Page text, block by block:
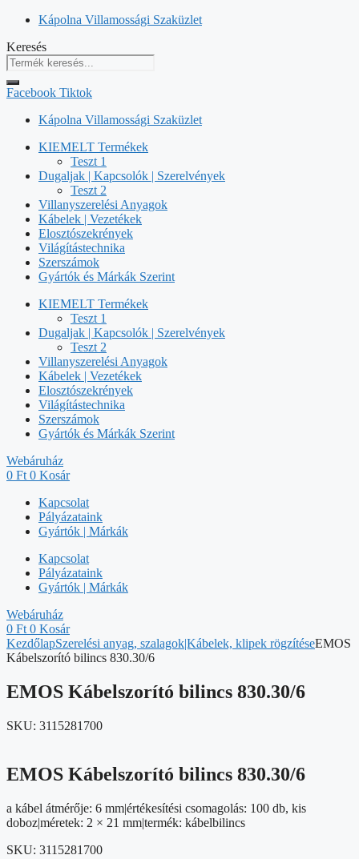
Kilépés
tartalomba
Kápolna Villamossági Szaküzlet
Keresés
Facebook Tiktok
Kápolna Villamossági Szaküzlet
KIEMELT Termékek
Teszt 1
Dugaljak | Kapcsolók | Szerelvények
Teszt 2
Villanyszerelési Anyagok
Kábelek | Vezetékek
Elosztószekrények
Világítástechnika
Szerszámok
Gyártók és Márkák Szerint
KIEMELT Termékek
Teszt 1
Dugaljak | Kapcsolók | Szerelvények
Teszt 2
Villanyszerelési Anyagok
Kábelek | Vezetékek
Elosztószekrények
Világítástechnika
Szerszámok
Gyártók és Márkák Szerint
Webáruház
0 Ft 0 Kosár
Kapcsolat
Pályázataink
Gyártók | Márkák
Kapcsolat
Pályázataink
Gyártók | Márkák
Webáruház
0 Ft 0 Kosár
KezdőlapSzerelési anyag, szalagok|Kábelek, klipek rögzítéseEMOS
Kábelszorító bilincs 830.30/6
EMOS Kábelszorító bilincs 830.30/6
SKU: 3115281700
EMOS Kábelszorító bilincs 830.30/6
a kábel átmérője: 6 mm|értékesítési csomagolás: 100 db, kis
doboz|méretek: 2 × 21 mm|termék: kábelbilincs
SKU: 3115281700